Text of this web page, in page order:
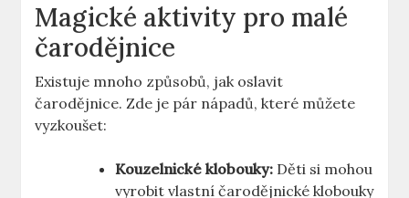
Magické aktivity pro malé
čarodějnice
Existuje mnoho způsobů, jak oslavit
čarodějnice. Zde‍ je pár nápadů, které můžete
vyzkoušet:
Kouzelnické klobouky: Děti si mohou
vyrobit vlastní⁤ čarodějnické klobouky